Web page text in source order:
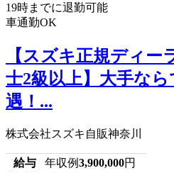
19時までに退勤可能
車通勤OK
【スズキ正規ディ
士2級以上】大手な
遇！...
株式会社スズキ自販神奈川
給与 年収例3,900,000円